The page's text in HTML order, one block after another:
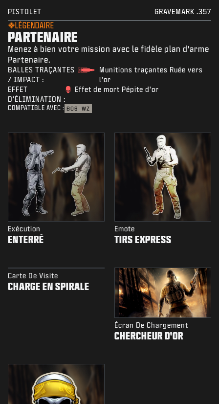
PISTOLET GRAVEMARK .357
LÉGENDAIRE
PARTENAIRE
Menez à bien votre mission avec le fidèle plan d'arme
Partenaire.
BALLES TRAÇANTES
/ IMPACT :
Munitions traçantes Ruée vers
l'or
EFFET
D'ÉLIMINATION :
Effet de mort Pépite d'or
COMPATIBLE AVEC : BO6 WZ
Exécution
ENTERRÉ
Emote
TIRS EXPRESS
Carte De Visite
CHARGE EN SPIRALE
Écran De Chargement
CHERCHEUR D'OR